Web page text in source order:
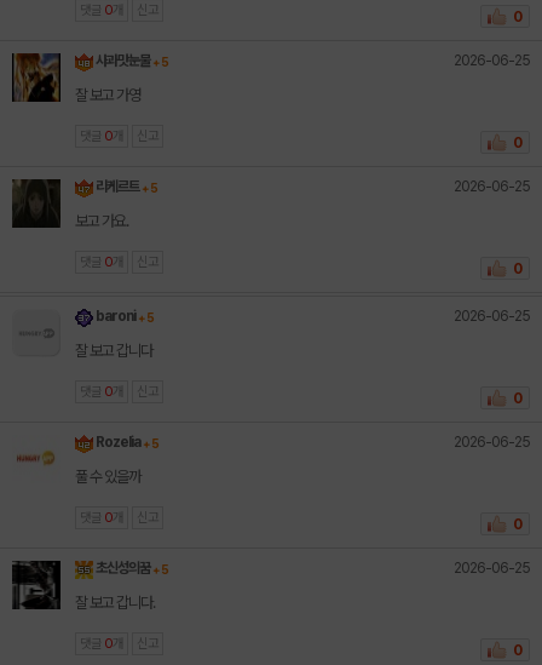
댓글 0 개 신고 0
사과맛눈물 + 5 2026-06-25
잘 보고 가영
댓글 0 개 신고 0
리케르트 + 5 2026-06-25
보고 가요.
댓글 0 개 신고 0
baroni + 5 2026-06-25
잘 보고 갑니다
댓글 0 개 신고 0
Rozelia + 5 2026-06-25
풀 수 있을까
댓글 0 개 신고 0
초신성의꿈 + 5 2026-06-25
잘 보고 갑니다.
댓글 0 개 신고 0